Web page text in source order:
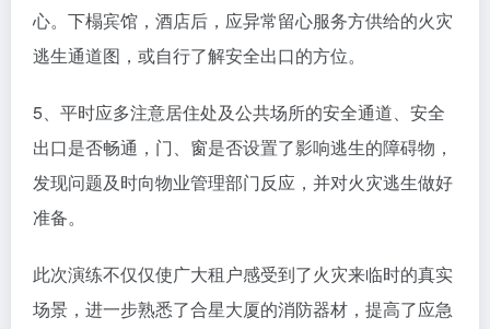
心。下榻宾馆，酒店后，应异常留心服务方供给的火灾
逃生通道图，或自行了解安全出口的方位。
5、平时应多注意居住处及公共场所的安全通道、安全
出口是否畅通，门、窗是否设置了影响逃生的障碍物，
发现问题及时向物业管理部门反应，并对火灾逃生做好
准备。
此次演练不仅仅使广大租户感受到了火灾来临时的真实
场景，进一步熟悉了合星大厦的消防器材，提高了应急